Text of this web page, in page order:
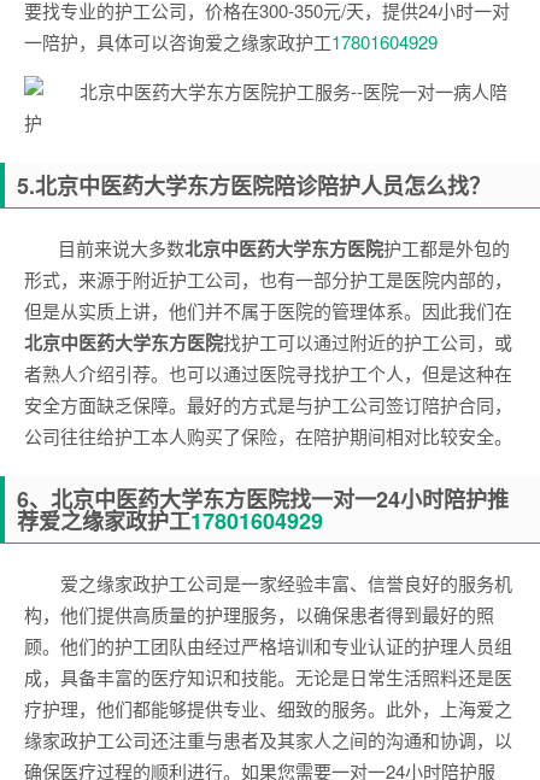
要找专业的护工公司，价格在300-350元/天，提供24小时一对
一陪护，具体可以咨询爱之缘家政护工17801604929
5.北京中医药大学东方医院陪诊陪护人员怎么找？
目前来说大多数北京中医药大学东方医院护工都是外包的
形式，来源于附近护工公司，也有一部分护工是医院内部的，
但是从实质上讲，他们并不属于医院的管理体系。因此我们在
北京中医药大学东方医院找护工可以通过附近的护工公司，或
者熟人介绍引荐。也可以通过医院寻找护工个人，但是这种在
安全方面缺乏保障。最好的方式是与护工公司签订陪护合同，
公司往往给护工本人购买了保险，在陪护期间相对比较安全。
6、 北京中医药大学东方医院找一对一24小时陪护推
荐爱之缘家政护工17801604929
爱之缘家政护工公司是一家经验丰富、信誉良好的服务机
构，他们提供高质量的护理服务，以确保患者得到最好的照
顾。他们的护工团队由经过严格培训和专业认证的护理人员组
成，具备丰富的医疗知识和技能。无论是日常生活照料还是医
疗护理，他们都能够提供专业、细致的服务。此外，上海爱之
缘家政护工公司还注重与患者及其家人之间的沟通和协调，以
确保医疗过程的顺利进行。如果您需要一对一24小时陪护服